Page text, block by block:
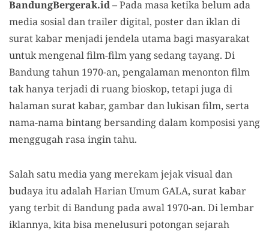
BandungBergerak.id– Pada masa ketika belum ada
media sosial dan trailer digital, poster dan iklan di
surat kabar menjadi jendela utama bagi masyarakat
untuk mengenal film-film yang sedang tayang. Di
Bandung tahun 1970-an, pengalaman menonton film
tak hanya terjadi di ruang bioskop, tetapi juga di
halaman surat kabar, gambar dan lukisan film, serta
nama-nama bintang bersanding dalam komposisi yang
menggugah rasa ingin tahu.
Salah satu media yang merekam jejak visual dan
budaya itu adalah Harian Umum GALA, surat kabar
yang terbit di Bandung pada awal 1970-an. Di lembar
iklannya, kita bisa menelusuri potongan sejarah